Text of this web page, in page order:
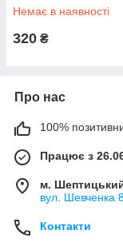
Немає в наявності
320 ₴
Про нас
100%
Працює з
м.
вул. Шевченка
Контакти